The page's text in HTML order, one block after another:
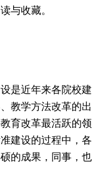
与收藏。
是近年来各院校建
教学方法改革的出
育改革最活跃的领
建设的过程中，各
的成果，同事，也